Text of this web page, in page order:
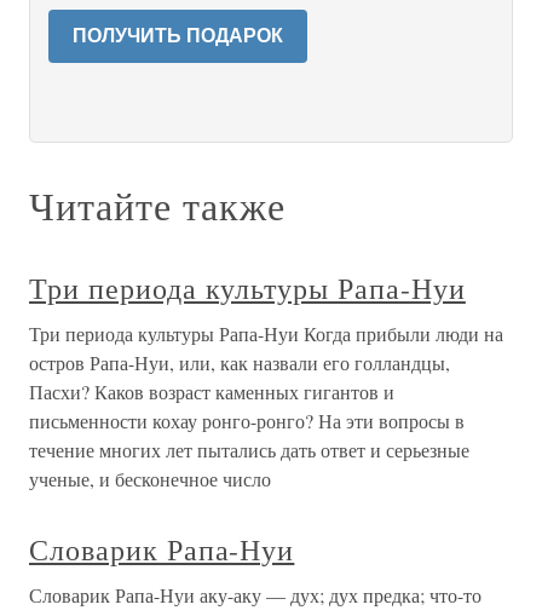
ПОЛУЧИТЬ ПОДАРОК
Читайте также
Три периода культуры Рапа-Нуи
Три периода культуры Рапа-Нуи Когда прибыли люди на
остров Рапа-Нуи, или, как назвали его голландцы,
Пасхи? Каков возраст каменных гигантов и
письменности кохау ронго-ронго? На эти вопросы в
течение многих лет пытались дать ответ и серьезные
ученые, и бесконечное число
Словарик Рапа-Нуи
Словарик Рапа-Нуи аку-аку — дух; дух предка; что-то